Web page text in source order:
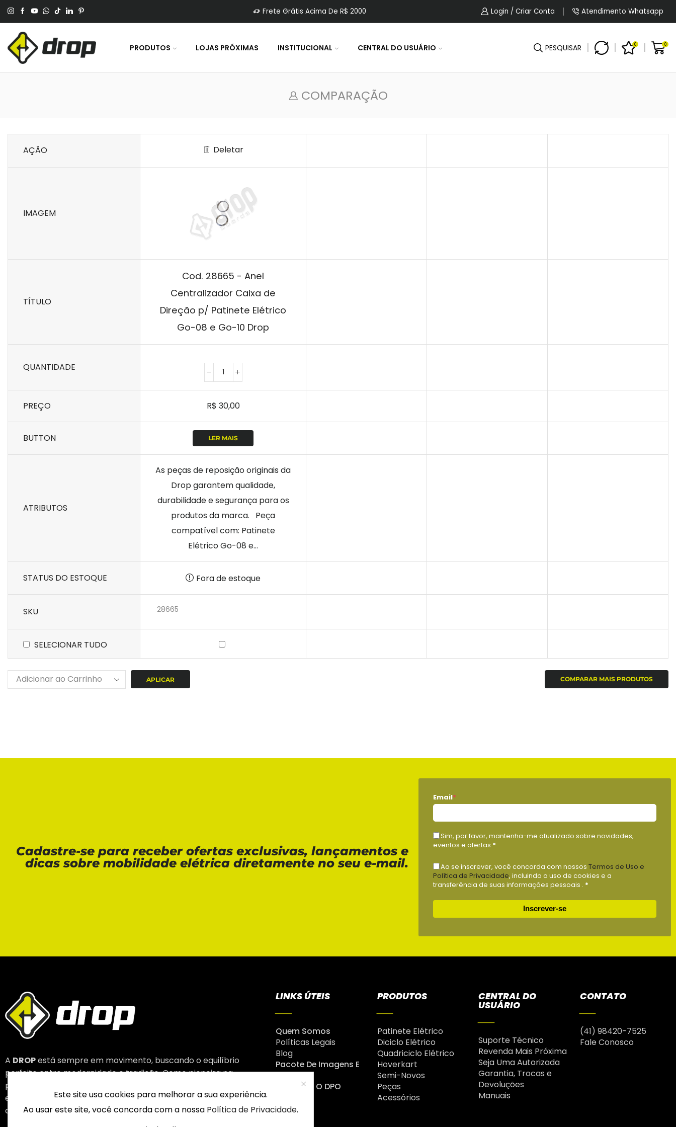
No Pagamento Por PIX Ou Boleto. Frete Grátis Acima De R$ 2000 5% OFF No Pagamento Por PIX Ou Boleto.
Login / Criar Conta Atendimento Whatsapp
PRODUTOS LOJAS PRÓXIMAS INSTITUCIONAL CENTRAL DO USUÁRIO PESQUISAR 0 0
COMPARAÇÃO
AÇÃO Deletar
IMAGEM
TÍTULO
Cod. 28665 - Anel
Centralizador Caixa de
Direção p/ Patinete Elétrico
Go-08 e Go-10 Drop
QUANTIDADE
PREÇO R$ 30,00
BUTTON LER MAIS
ATRIBUTOS
As peças de reposição originais da
Drop garantem qualidade,
durabilidade e segurança para os
produtos da marca. Peça
compatível com: Patinete
Elétrico Go-08 e...
STATUS DO ESTOQUE Fora de estoque
SKU 28665
SELECIONAR TUDO
APLICAR COMPARAR MAIS PRODUTOS
Cadastre-se para receber ofertas exclusivas, lançamentos e
dicas sobre mobilidade elétrica diretamente no seu e-mail.
Email*
Sim, por favor, mantenha-me atualizado sobre novidades,
eventos e ofertas *
Ao se inscrever, você concorda com nossosTermos de Uso e
Política de Privacidade, incluindo o uso de cookies e a
transferência de suas informações pessoais . *
Inscrever-se
A DROPestá sempre em movimento, buscando o equilíbrio
perfeito entre modernidade e tradição. Como pioneira na
produção nacional de veículos elétricos, nossa missão é
entregar inovação com confiança, reforçando nosso
compromisso como líderes em mobilidade elétrica.
LINKS ÚTEIS
Quem Somos
Políticas Legais
Blog
Pacote De Imagens E
Vídeos
Fale Com O DPO
PRODUTOS
Patinete Elétrico
Diciclo Elétrico
Quadriciclo Elétrico
Hoverkart
Semi-Novos
Peças
Acessórios
CENTRAL DO
USUÁRIO
Suporte Técnico
Revenda Mais Próxima
Seja Uma Autorizada
Garantia, Trocas e
Devoluções
Manuais
CONTATO
(41) 98420-7525
Fale Conosco
Este site usa cookies para melhorar a sua experiência.
Ao usar este site, você concorda com a nossa Política de Privacidade.